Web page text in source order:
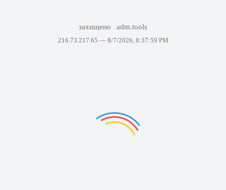
захищено adm.tools
216.73.217.65 — 8/7/2026, 8:37:59 PM